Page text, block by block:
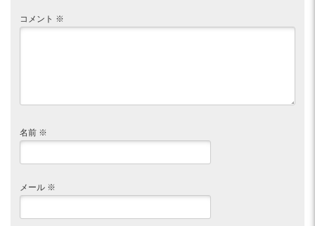
コメント ※
名前 ※
メール ※